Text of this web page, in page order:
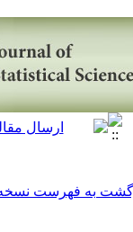
به فهرست